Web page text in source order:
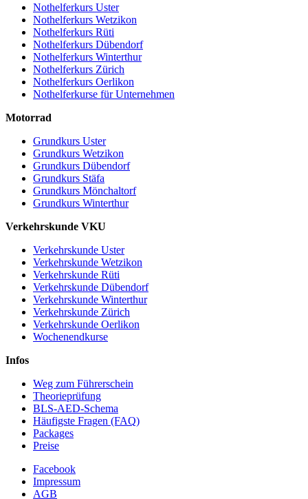
Nothelferkurs Uster
Nothelferkurs Wetzikon
Nothelferkurs Rüti
Nothelferkurs Dübendorf
Nothelferkurs Winterthur
Nothelferkurs Zürich
Nothelferkurs Oerlikon
Nothelferkurse für Unternehmen
Motorrad
Grundkurs Uster
Grundkurs Wetzikon
Grundkurs Dübendorf
Grundkurs Stäfa
Grundkurs Mönchaltorf
Grundkurs Winterthur
Verkehrskunde VKU
Verkehrskunde Uster
Verkehrskunde Wetzikon
Verkehrskunde Rüti
Verkehrskunde Dübendorf
Verkehrskunde Winterthur
Verkehrskunde Zürich
Verkehrskunde Oerlikon
Wochenendkurse
Infos
Weg zum Führerschein
Theorieprüfung
BLS-AED-Schema
Häufigste Fragen (FAQ)
Packages
Preise
Facebook
Impressum
AGB